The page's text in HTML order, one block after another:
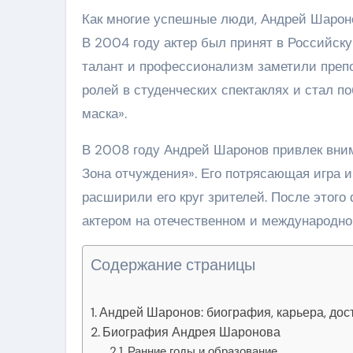
Как многие успешные люди, Андрей
В 2004 году актер был принят в
талант и профессионализм заметили
ролей в студенческих спектаклях и стал
маска».
В 2008 году Андрей Шаронов привлек
Зона отчуждения». Его потрясающая игра
расширили его круг зрителей. После
актером на отечественном и
Содержание страницы
Андрей Шаронов: биография, карьера,
Биография Андрея Шаронова